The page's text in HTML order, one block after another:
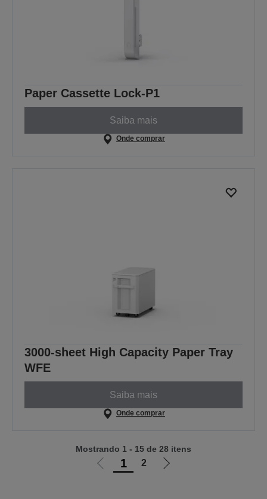
Paper Cassette Lock-P1
Saiba mais
Onde comprar
3000-sheet High Capacity Paper Tray
WFE
Saiba mais
Onde comprar
Ir
1 2
Ir
Mostrando 1 - 15 de 28 itens